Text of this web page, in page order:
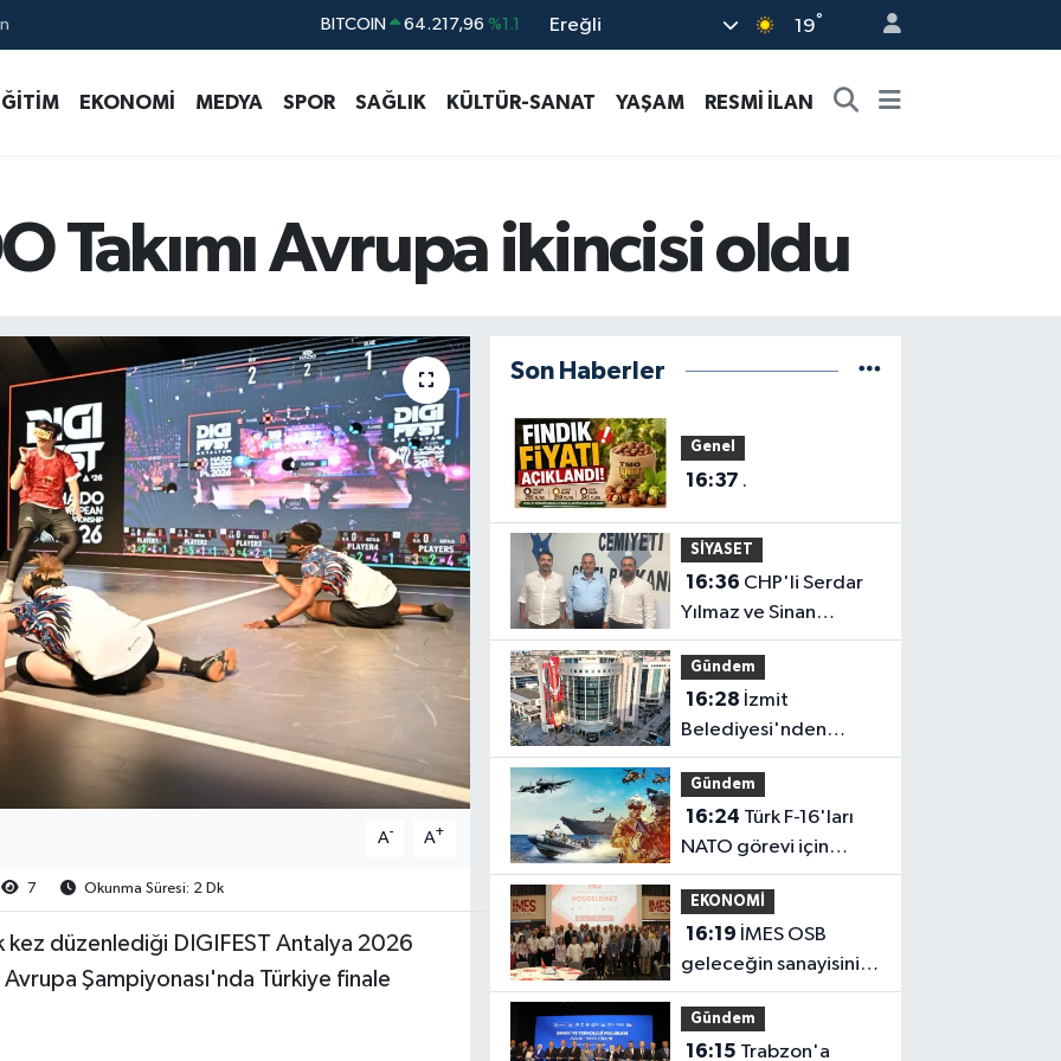
DOLAR 47,5834 %0.1
STERLİN 64,0802 %0.11
Ereğli 19°
EKONOMİ MEDYA SPOR SAĞLIK KÜLTÜR-SANAT YAŞAM RESMİ İLAN
Takımı Avrupa ikincisi oldu
A- A+
7 Okunma Süresi: 2 Dk
düzenlediği DIGIFEST Antalya 2026
Şampiyonası'nda Türkiye finale
Son Haberler
Genel
16:37 .
SİYASET
16:36
Yılmaz ve Sinan
Hano'dan OGC'ye
ziyaret
Gündem
16:28
Belediyesi'nden
Ruhsat Müdürlüğü
iddialarına açıklama
Gündem
16:24
NATO görevi için
Estonya'da... MSB yerli
savunma sistemleriyle
güçleniyor
EKONOMİ
16:19
geleceğin sanayisini
inşa ediyor! Sanayinin
geleceği İMES
OSB'de konuşuldu
Gündem
16:15